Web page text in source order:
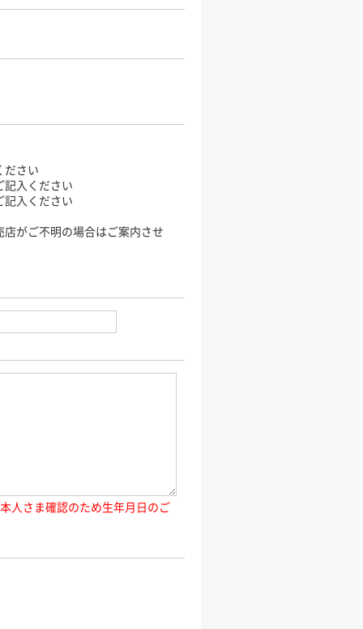
ださい
入ください
入ください
がご不明の場合はご案内させ
人さま確認のため生年月日のご